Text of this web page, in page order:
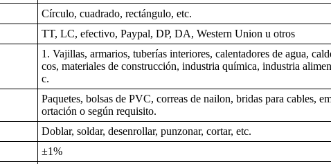
Círculo, cuadrado, rectángulo, etc.
TT, LC, efectivo, Paypal, DP, DA, Western Union u otros
1. Vajillas, armarios, tuberías interiores, calentadores de agua,
cos, materiales de construcción, industria química, industria
c.
Paquetes, bolsas de PVC, correas de nailon, bridas para cables,
ortación o según requisito.
Doblar, soldar, desenrollar, punzonar, cortar, etc.
±1%